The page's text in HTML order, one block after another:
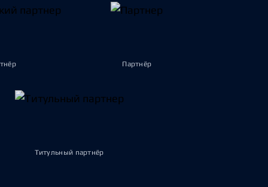
Партнёр
Титульный партнёр